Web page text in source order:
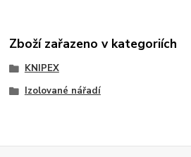
Zboží zařazeno v kategoriích
KNIPEX
Izolované nářadí